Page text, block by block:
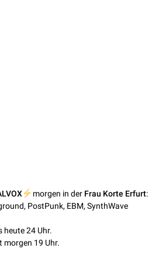
morgen in der Frau Korte Erfurt:
PostPunk, EBM, SynthWave
heute 24 Uhr.
morgen 19 Uhr.